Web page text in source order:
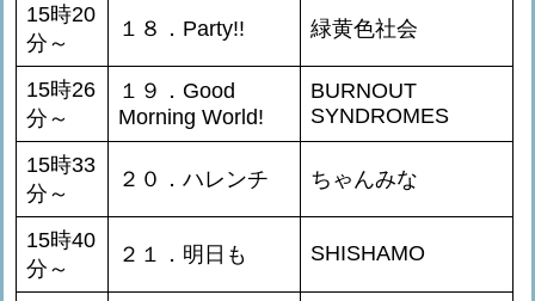
15時20
分～
１８．Party!! 緑黄色社会
15時26
分～
１９．Good
Morning World!
BURNOUT
SYNDROMES
15時33
分～
２０．ハレンチ ちゃんみな
15時40
分～
２１．明日も SHISHAMO